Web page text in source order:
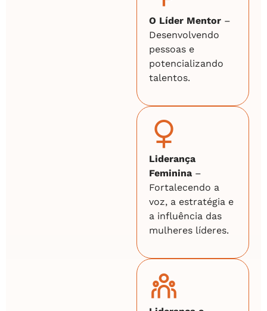
O Líder Mentor–
Desenvolvendo
pessoas e
potencializando
talentos.
Liderança
Feminina–
Fortalecendo a
voz, a estratégia e
a influência das
mulheres líderes.